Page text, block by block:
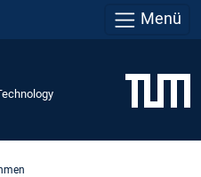
Menü